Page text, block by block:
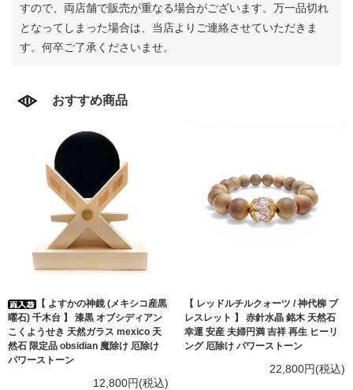
すので、両店舗で販売が重なる場合がございます。 万一品切れ
となってしまった場合は、当店よりご連絡させていただきま
す。何卒ご了承くださいませ。
おすすめ商品
【 よすかの神鏡 (メキシコ産黒
曜石) 千木台 】 漆黒 オブシディアン
こくようせき 天然ガラス mexico 天
然石 限定品 obsidian 魔除け 厄除け
パワーストーン
12,800円(税込)
【 レッドルチルクォーツ / 神代柳 ブ
レスレット 】 赤針水晶 銘木 天然石
幸運 安産 夫婦円満 吉祥 再生 ヒーリ
ング 厄除け パワーストーン
22,800円(税込)